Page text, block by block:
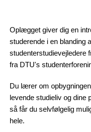
Oplægget giver dig en
studerende i en blanding
studenterstudievejledere
fra DTU's
Du lærer om
levende studieliv og dine
så får du selvfølgelig
hele.